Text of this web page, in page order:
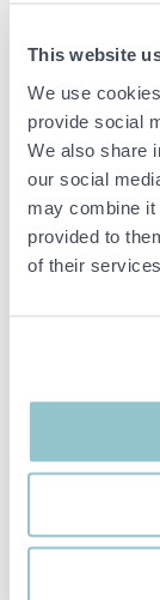
This website
We use
provide social
We also share
our social
may combine it
provided to
of their services.
- Backup: Lås
- Användare:
- Säkerhet: Låg
- Användning:
- Mått: 357 x 41 x
objekt.
beskrivs
Objektet är
i
OBS!